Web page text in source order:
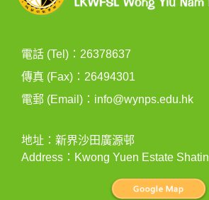
電話 (Tel)：26378637
傳真 (Fax)：26494301
電郵 (Email)： info@wynps.edu.hk
地址：新界沙田廣源邨
Address：Kwong Yuen Estate Shatin